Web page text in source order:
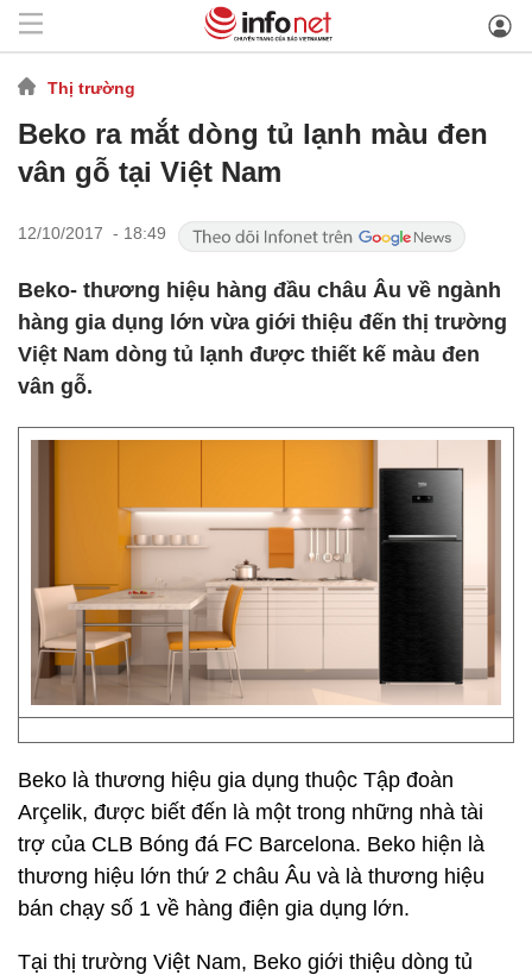
Thị trường
Beko ra mắt dòng tủ lạnh màu đen
vân gỗ tại Việt Nam
12/10/2017 - 18:49
Beko- thương hiệu hàng đầu châu Âu về ngành
hàng gia dụng lớn vừa giới thiệu đến thị trường
Việt Nam dòng tủ lạnh được thiết kế màu đen
vân gỗ.
Beko là thương hiệu gia dụng thuộc Tập đoàn
Arçelik, được biết đến là một trong những nhà tài
trợ của CLB Bóng đá FC Barcelona. Beko hiện là
thương hiệu lớn thứ 2 châu Âu và là thương hiệu
bán chạy số 1 về hàng điện gia dụng lớn.
Tại thị trường Việt Nam, Beko giới thiệu dòng tủ